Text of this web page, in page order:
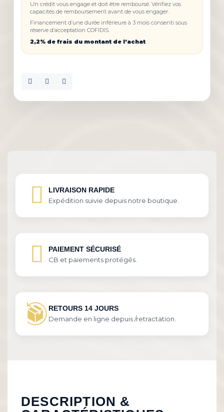
Un crédit vous engage et doit être remboursé. Vérifiez vos
capacités de remboursement avant de vous engager.
Financement d’une durée inférieure à 3 mois consenti sous
réserve d’acceptation COFIDIS.
2,2% de frais du montant de l’achat
LIVRAISON RAPIDE
Expédition suivie depuis notre boutique.
PAIEMENT SÉCURISÉ
CB et paiements protégés.
RETOURS 14 JOURS
Demande en ligne depuis /retractation.
DESCRIPTION &